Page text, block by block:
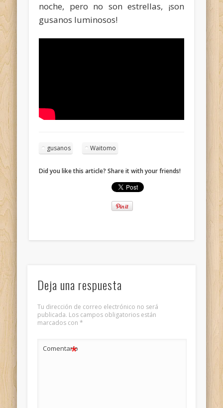
noche, pero no son estrellas, ¡son
gusanos luminosos!
gusanos Waitomo
Did you like this article? Share it with your friends!
Deja una respuesta
Tu dirección de correo electrónico no será
publicada. Los campos obligatorios están
marcados con *
Comentario
*